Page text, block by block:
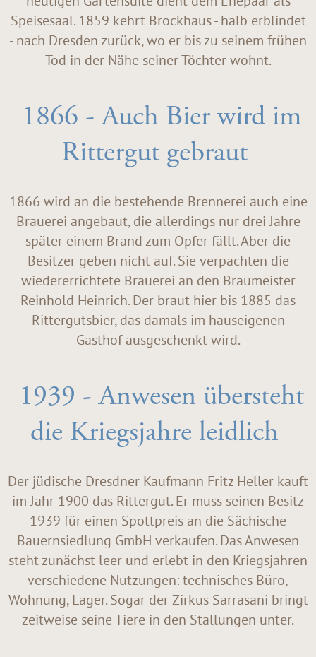
Speisesaal. 1859 kehrt Brockhaus - halb erblindet
- nach Dresden zurück, wo er bis zu seinem frühen
Tod in der Nähe seiner Töchter wohnt.
1866 - Auch Bier wird im
Rittergut gebraut
1866 wird an die bestehende Brennerei auch eine
Brauerei angebaut, die allerdings nur drei Jahre
später einem Brand zum Opfer fällt. Aber die
Besitzer geben nicht auf. Sie verpachten die
wiedererrichtete Brauerei an den Braumeister
Reinhold Heinrich. Der braut hier bis 1885 das
Rittergutsbier, das damals im hauseigenen
Gasthof ausgeschenkt wird.
1939 - Anwesen übersteht
die Kriegsjahre leidlich
Der jüdische Dresdner Kaufmann Fritz Heller kauft
im Jahr 1900 das Rittergut. Er muss seinen Besitz
1939 für einen Spottpreis an die Sächische
Bauernsiedlung GmbH verkaufen. Das Anwesen
steht zunächst leer und erlebt in den Kriegsjahren
verschiedene Nutzungen: technisches Büro,
Wohnung, Lager. Sogar der Zirkus Sarrasani bringt
zeitweise seine Tiere in den Stallungen unter.